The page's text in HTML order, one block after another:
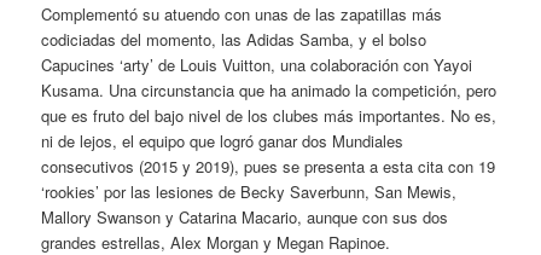
Complementó su atuendo con unas de las zapatillas más
codiciadas del momento, las Adidas Samba, y el bolso
Capucines ‘arty’ de Louis Vuitton, una colaboración con Yayoi
Kusama. Una circunstancia que ha animado la competición, pero
que es fruto del bajo nivel de los clubes más importantes. No es,
ni de lejos, el equipo que logró ganar dos Mundiales
consecutivos (2015 y 2019), pues se presenta a esta cita con 19
‘rookies’ por las lesiones de Becky Saverbunn, San Mewis,
Mallory Swanson y Catarina Macario, aunque con sus dos
grandes estrellas, Alex Morgan y Megan Rapinoe.